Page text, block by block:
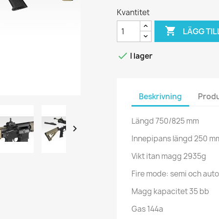

Kvantitet
 LÄGG
 I lager
Beskrivning
Längd 750/825 mm
Innepipans längd 250
Vikt itan magg 2935g
Fire mode: semi och auto
Magg kapacitet 35 bb
Gas 144a